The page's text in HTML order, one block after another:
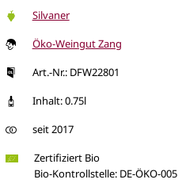
Silvaner
Öko-Weingut Zang
Art.-Nr.: DFW22801
Inhalt: 0.75l
seit 2017
Zertifiziert Bio
Bio-Kontrollstelle: DE-ÖKO-005